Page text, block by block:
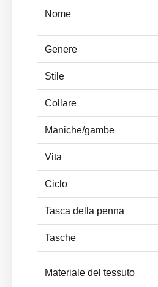
Nome
Genere
Stile
Collare
Maniche/gambe
Vita
Ciclo
Tasca della penna
Tasche
Materiale del tessuto